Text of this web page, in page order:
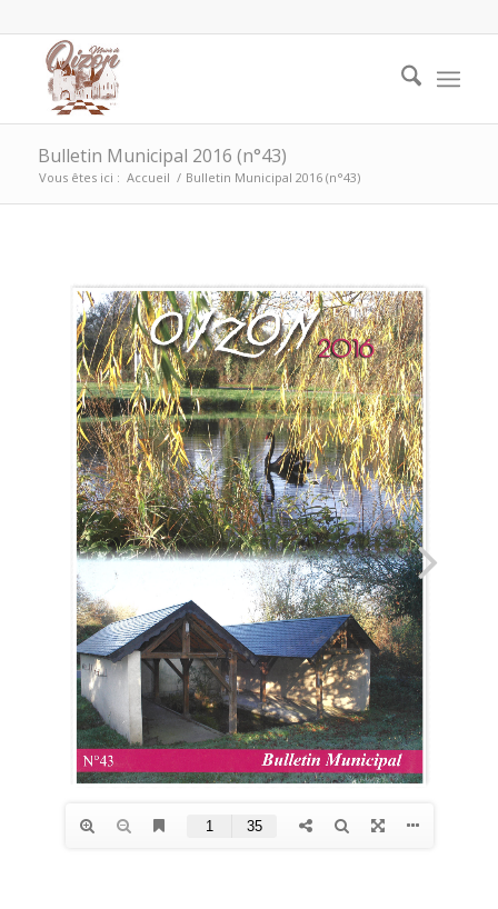
Bulletin Municipal 2016 (n°43)
Vous êtes ici : Accueil / Bulletin Municipal 2016 (n°43)